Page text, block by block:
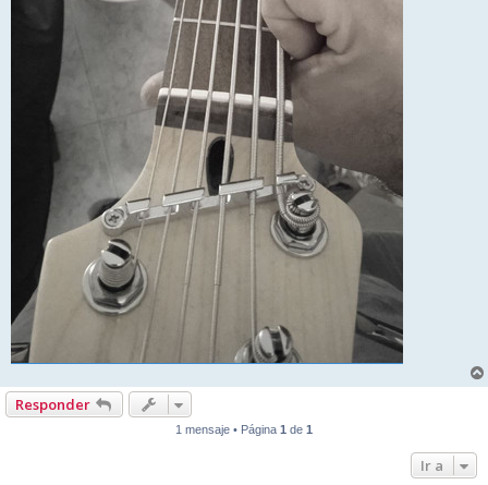
Responder
1 mensaje • Página 1 de 1
Ir a